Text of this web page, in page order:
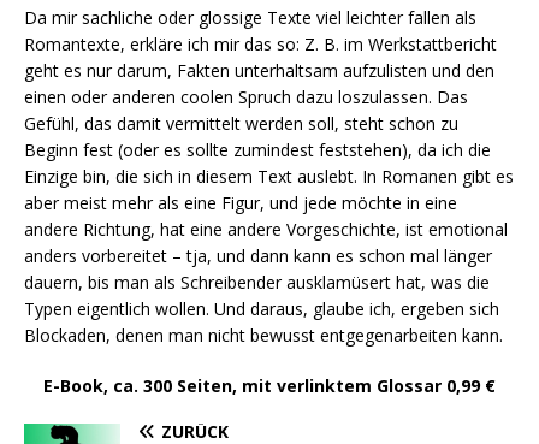
Da mir sachliche oder glossige Texte viel leichter fallen als
Romantexte, erkläre ich mir das so: Z. B. im Werkstattbericht
geht es nur darum, Fakten unterhaltsam aufzulisten und den
einen oder anderen coolen Spruch dazu loszulassen. Das
Gefühl, das damit vermittelt werden soll, steht schon zu
Beginn fest (oder es sollte zumindest feststehen), da ich die
Einzige bin, die sich in diesem Text auslebt. In Romanen gibt es
aber meist mehr als eine Figur, und jede möchte in eine
andere Richtung, hat eine andere Vorgeschichte, ist emotional
anders vorbereitet – tja, und dann kann es schon mal länger
dauern, bis man als Schreibender ausklamüsert hat, was die
Typen eigentlich wollen. Und daraus, glaube ich, ergeben sich
Blockaden, denen man nicht bewusst entgegenarbeiten kann.
E-Book, ca. 300 Seiten, mit verlinktem Glossar 0,99 €
ZURÜCK